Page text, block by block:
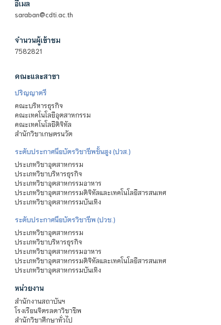
อีเมล
saraban@cdti.ac.th
จำนวนผู้เข้าชม
7582821
คณะและสาขา
ปริญญาตรี
คณะบริหารธุรกิจ
คณะเทคโนโลยีอุตสาหกรรม
คณะเทคโนโลยีดิจิทัล
สำนักวิชาเกษตรนวัต
ระดับประกาศนียบัตรวิชาชีพชั้นสูง (ปวส.)
ประเภทวิชาอุตสาหกรรม
ประเภทวิชาบริหารธุรกิจ
ประเภทวิชาอุตสาหกรรมอาหาร
ประเภทวิชาอุตสาหกรรมดิจิทัลและเทคโนโลยีสารสนเทศ
ประเภทวิชาอุตสาหกรรมบันเทิง
ระดับประกาศนียบัตรวิชาชีพ (ปวช.)
ประเภทวิชาอุตสาหกรรม
ประเภทวิชาบริหารธุรกิจ
ประเภทวิชาอุตสาหกรรมอาหาร
ประเภทวิชาอุตสาหกรรมดิจิทัลและเทคโนโลยีสารสนเทศ
ประเภทวิชาอุตสาหกรรมบันเทิง
หน่วยงาน
สำนักงานสถาบันฯ
โรงเรียนจิตรลดาวิชาชีพ
สำนักวิชาศึกษาทั่วไป